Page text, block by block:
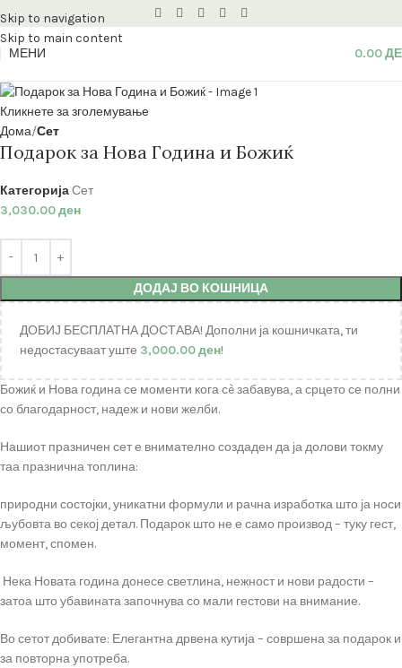
Skip to navigation
Skip to main content
МЕНИ
0.00
Кликнете за зголемување
Дома Сет
Подарок за Нова Година и Божиќ
КатегоријаСет
3,030.00ден
ДОДАЈ ВО КОШНИЦА
ДОБИЈ БЕСПЛАТНА ДОСТАВА! Дополни ја кошничката, ти
недостасуваат уште 3,000.00ден!
Божиќ и Нова година се моменти кога сè забавува, а срцето се полни
со благодарност, надеж и нови желби.
Нашиот празничен сет е внимателно создаден да ја долови токму
таа празнична топлина:
природни состојки, уникатни формули и рачна изработка што ја носи
љубовта во секој детал. Подарок што не е само производ – туку гест,
момент, спомен.
Нека Новата година донесе светлина, нежност и нови радости –
затоа што убавината започнува со мали гестови на внимание.
Во сетот добивате: Елегантна дрвена кутија – совршена за подарок и
за повторна употреба.